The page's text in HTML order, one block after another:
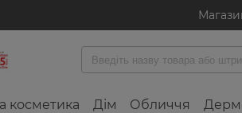
косметика Дім Обличчя